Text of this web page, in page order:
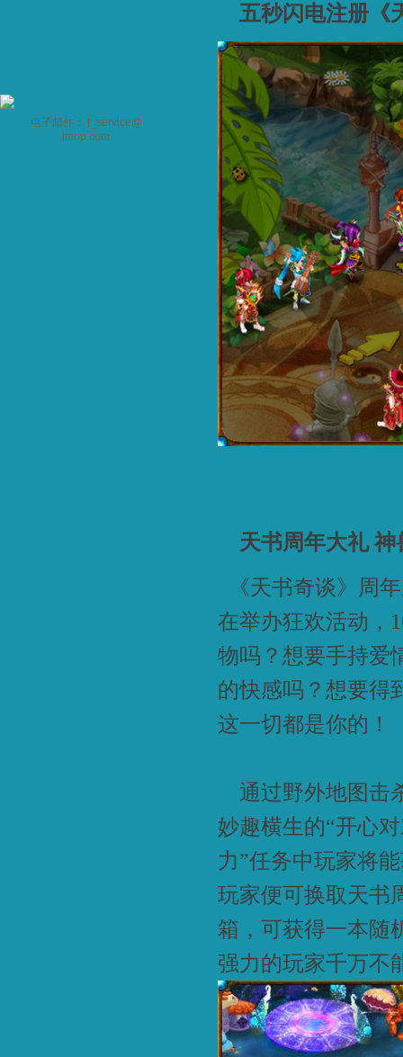
电子邮件： t_service@
imop.com
五秒闪电注册《
天书周年大礼
《天书奇谈》周
在举办狂欢活动，
物吗？想要手持爱
的快感吗？想要得
这一切都是你的！
通过野外地图击
妙趣横生的“开心
力”任务中玩家将
玩家便可换取天书
箱，可获得一本随
强力的玩家千万不